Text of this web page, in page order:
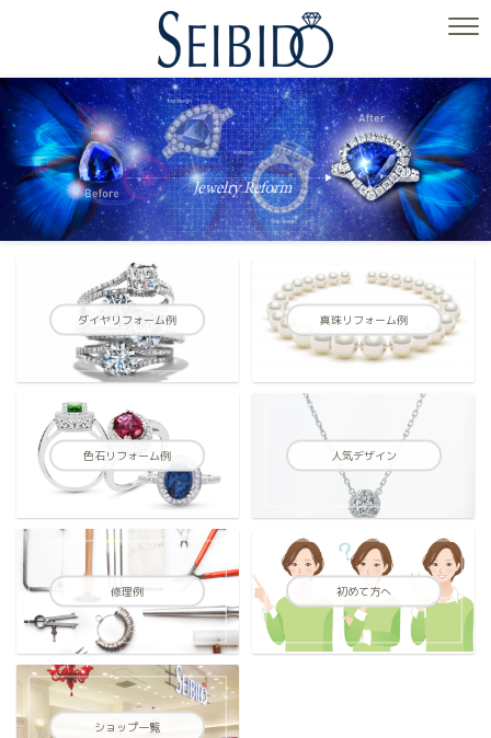
ダイヤリフォーム例 真珠リフォーム例
色石リフォーム例 人気デザイン
修理例 初めて方へ
ショップ一覧